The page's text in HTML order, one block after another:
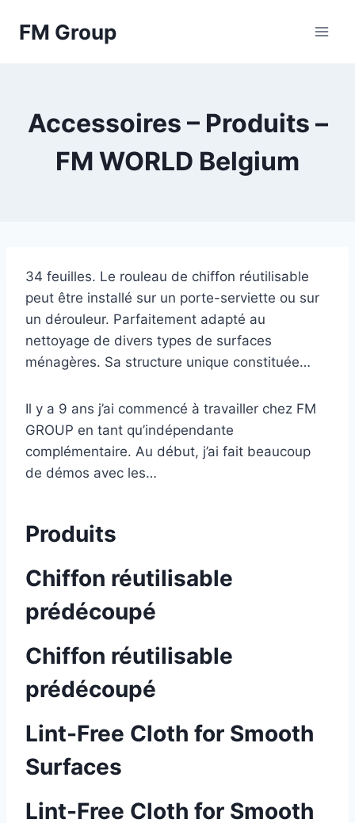
FM Group
Accessoires – Produits –
FM WORLD Belgium
34 feuilles. Le rouleau de chiffon réutilisable
peut être installé sur un porte-serviette ou sur
un dérouleur. Parfaitement adapté au
nettoyage de divers types de surfaces
ménagères. Sa structure unique constituée…
Il y a 9 ans j’ai commencé à travailler chez FM
GROUP en tant qu’indépendante
complémentaire. Au début, j’ai fait beaucoup
de démos avec les…
Produits
Chiffon réutilisable
prédécoupé
Chiffon réutilisable
prédécoupé
Lint-Free Cloth for Smooth
Surfaces
Lint-Free Cloth for Smooth